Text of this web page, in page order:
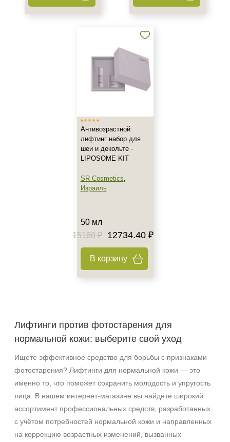
Защита от УФ-лучей
2 шт
20 мл
Ингредиенты
AHA-кислоты
EGF
Показать еще
Антивозрастной
лифтинг набор для
шеи и декольте -
LIPOSOME KIT
SR Cosmetics,
Израиль
50 мл
15160 ₽
12734.40 ₽
В корзину
Лифтинги против фотостарения для
нормальной кожи: выберите свой уход
Ищете эффективное средство для борьбы с признаками
фотостарения? Лифтинги для нормальной кожи — это
именно то, что поможет сохранить молодость и упругость
лица. В нашем интернет‑магазине вы найдёте широкий
ассортимент профессиональных средств, разработанных
с учётом потребностей нормальной кожи и направленных
на коррекцию возрастных изменений, вызванных